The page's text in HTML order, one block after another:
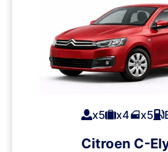
x5 x4 x5
Citroen C-